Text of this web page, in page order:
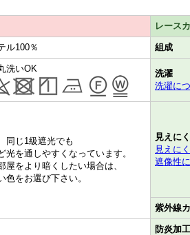
レース
ル100％ 組成
洗いOK
洗濯
洗濯に
同じ1級遮光でも
光を通しやすくなっています。
屋をより暗くしたい場合は、
色をお選び下さい。
見えに
見えに
遮像性
紫外線